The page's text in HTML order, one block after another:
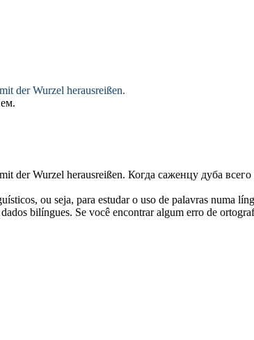
der Wurzel herausreißen.
der Wurzel herausreißen. Когда саженцу дуба
ou seja, para estudar o uso de palavras numa
bilíngues. Se você encontrar algum erro de